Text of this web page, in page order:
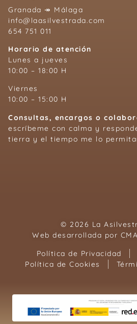
Granada ↠ Málaga
info@laasilvestrada.com
654 751 011
Horario de atención
Lunes a jueves
10:00 – 18:00 H
Viernes
10:00 – 15:00 H
Consultas, encargos o
escríbeme con calma y
tierra y el tiempo me lo
© 2026 La
Web desarrollada por
Política de Privacidad
Política de Cookies